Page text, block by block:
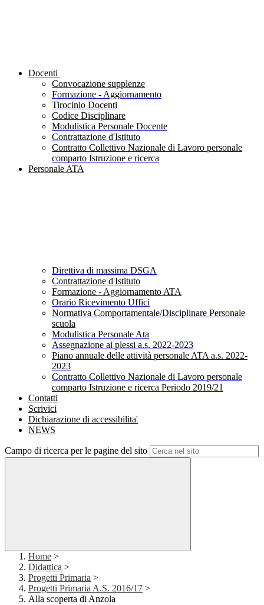
Docenti
Convocazione supplenze
Formazione - Aggiornamento
Tirocinio Docenti
Codice Disciplinare
Modulistica Personale Docente
Contrattazione d'Istituto
Contratto Collettivo Nazionale di Lavoro personale
comparto Istruzione e ricerca
Personale ATA
Direttiva di massima DSGA
Contrattazione d'Istituto
Formazione - Aggiornamento ATA
Orario Ricevimento Uffici
Normativa Comportamentale/Disciplinare Personale
scuola
Modulistica Personale Ata
Assegnazione ai plessi a.s. 2022-2023
Piano annuale delle attività personale ATA a.s. 2022-
2023
Contratto Collettivo Nazionale di Lavoro personale
comparto Istruzione e ricerca Periodo 2019/21
Contatti
Scrivici
Dichiarazione di accessibilita'
NEWS
Campo di ricerca per le pagine del sito
Home >
Didattica >
Progetti Primaria >
Progetti Primaria A.S. 2016/17 >
Alla scoperta di Anzola